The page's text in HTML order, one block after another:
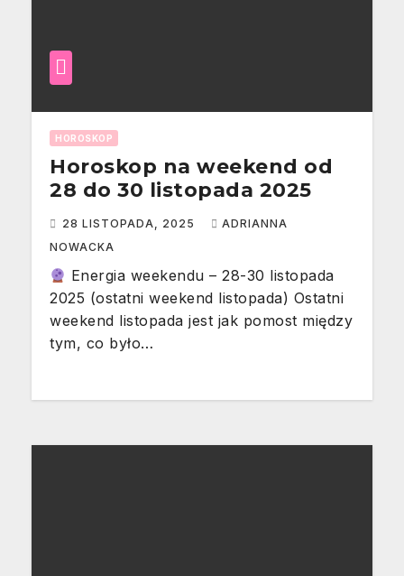
HOROSKOP
Horoskop na weekend od
28 do 30 listopada 2025
28 LISTOPADA, 2025
ADRIANNA
NOWACKA
Energia weekendu – 28-30 listopada
2025 (ostatni weekend listopada) Ostatni
weekend listopada jest jak pomost między
tym, co było…